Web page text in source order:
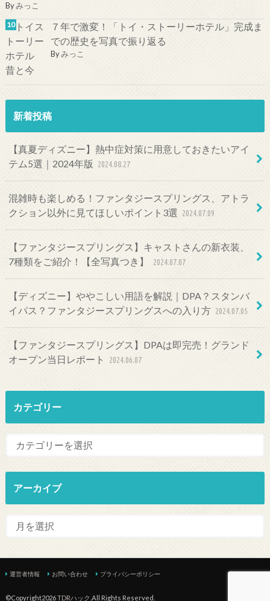
Byみっこ
７年で激変！「トイ・ストーリーホテル」完成ま
での歴史を写真で振り返る
Byみっこ
新着投稿
【真夏ディズニー】熱中症対策に用意しておきたいアイ
テム5選｜2024年版
2024.08.27
混雑時も楽しめる！ファンタジースプリングス、アトラ
クション以外に見てほしいポイント3選 2024.07.09
【ファンタジースプリングス】キャストさんの新衣装、
7種類をご紹介！【全写真つき】
2024.07.07
【ディズニー】ややこしい用語を解説｜DPA？スタンバ
イパス？ファンタジースプリングスへの入り方 2024.07.05
【ファンタジースプリングス】DPAは即完売！グランド
オープン当日レポート
2024.06.07
カテゴリー
アーカイブ
運営者情報 お問い合わせ プライバシーポリシー
©Copyright2026TDRハック .All Rights Reserved.